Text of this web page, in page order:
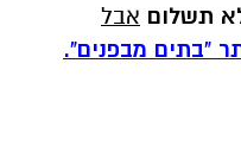
תשלום אבל
"בתים מבפנים".